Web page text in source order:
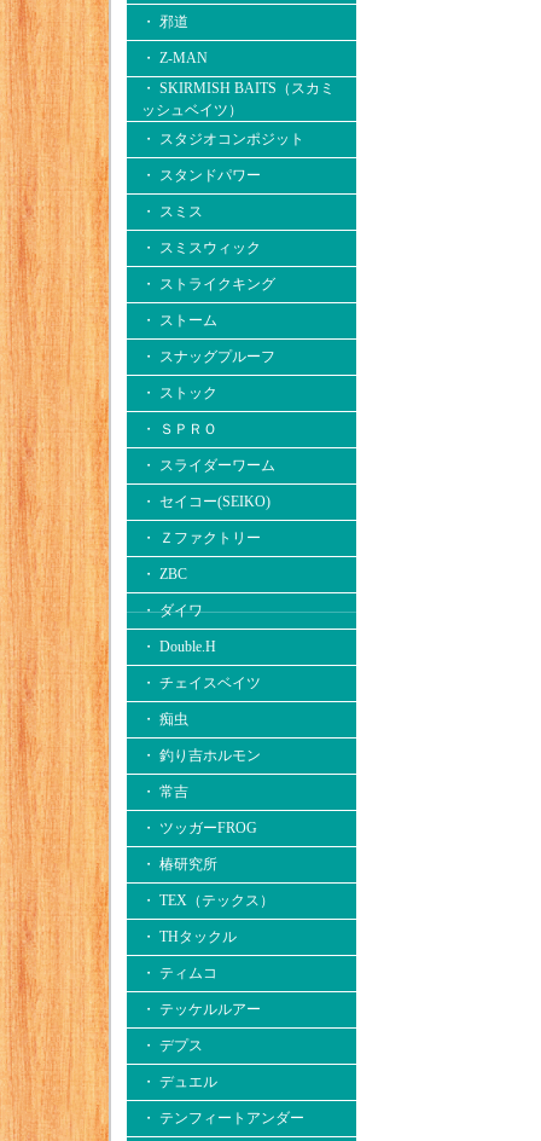
・ 邪道
・ Z-MAN
・ SKIRMISH BAITS（スカミ
ッシュベイツ）
・ スタジオコンポジット
・ スタンドパワー
・ スミス
・ スミスウィック
・ ストライクキング
・ ストーム
・ スナッグプルーフ
・ ストック
・ ＳＰＲＯ
・ スライダーワーム
・ セイコー(SEIKO)
・ Ｚファクトリー
・ ZBC
・ ダイワ
・ Double.H
・ チェイスベイツ
・ 痴虫
・ 釣り吉ホルモン
・ 常吉
・ ツッガーFROG
・ 椿研究所
・ TEX（テックス）
・ THタックル
・ ティムコ
・ テッケルルアー
・ デプス
・ デュエル
・ テンフィートアンダー